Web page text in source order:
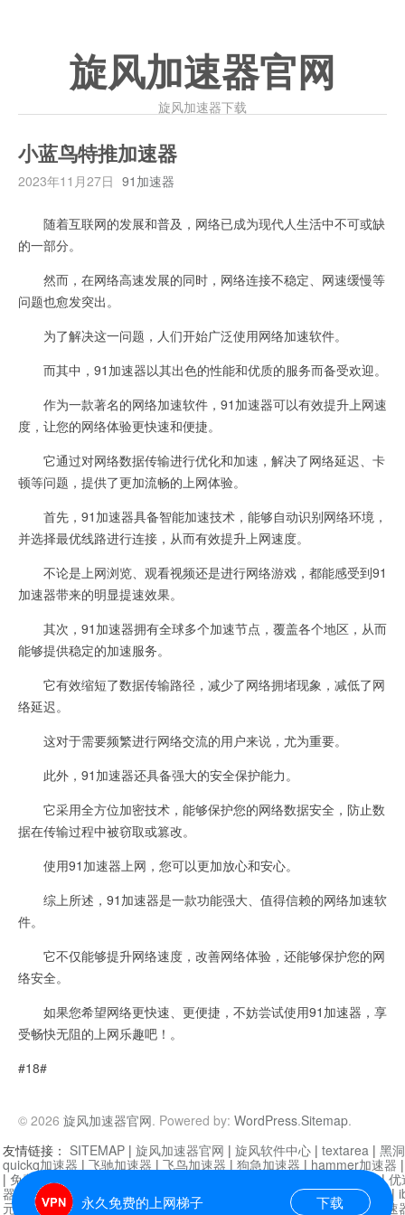
旋风加速器官网
旋风加速器下载
小蓝鸟特推加速器
2023年11月27日 91加速器
随着互联网的发展和普及，网络已成为现代人生活中不可或缺
的一部分。
然而，在网络高速发展的同时，网络连接不稳定、网速缓慢等
问题也愈发突出。
为了解决这一问题，人们开始广泛使用网络加速软件。
而其中，91加速器以其出色的性能和优质的服务而备受欢迎。
作为一款著名的网络加速软件，91加速器可以有效提升上网速
度，让您的网络体验更快速和便捷。
它通过对网络数据传输进行优化和加速，解决了网络延迟、卡
顿等问题，提供了更加流畅的上网体验。
首先，91加速器具备智能加速技术，能够自动识别网络环境，
并选择最优线路进行连接，从而有效提升上网速度。
不论是上网浏览、观看视频还是进行网络游戏，都能感受到91
加速器带来的明显提速效果。
其次，91加速器拥有全球多个加速节点，覆盖各个地区，从而
能够提供稳定的加速服务。
它有效缩短了数据传输路径，减少了网络拥堵现象，减低了网
络延迟。
这对于需要频繁进行网络交流的用户来说，尤为重要。
此外，91加速器还具备强大的安全保护能力。
它采用全方位加密技术，能够保护您的网络数据安全，防止数
据在传输过程中被窃取或篡改。
使用91加速器上网，您可以更加放心和安心。
综上所述，91加速器是一款功能强大、值得信赖的网络加速软
件。
它不仅能够提升网络速度，改善网络体验，还能够保护您的网
络安全。
如果您希望网络更快速、更便捷，不妨尝试使用91加速器，享
受畅快无阻的上网乐趣吧！。
#18#
© 2026 旋风加速器官网. Powered by: WordPress.Sitemap.
永久免费的上网梯子 下载
友情链接： SITEMAP | 旋风加速器官网 | 旋风软件中心 | textarea | 黑
quickq加速器 | 飞驰加速器 | 飞鸟加速器 | 狗急加速器 | hammer加速器
| 免费vqn加速外网 迷雾通|优
器| 快柠檬加速器 |黑洞加速 |falemon 快橙加速器|anycast加速器 |
元机场加速器 |一元机场|老王加速器 | 白石山|
小牛加速